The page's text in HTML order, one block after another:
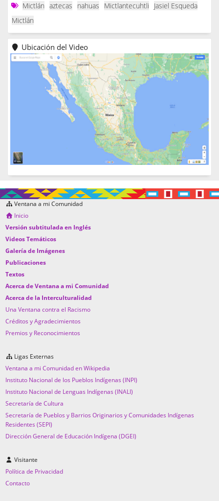
Mictlán aztecas nahuas Mictlantecuhtli
Jasiel Esqueda
Mictlán
Ubicación del Video
Ventana a mi Comunidad
Inicio
Versión subtitulada en Inglés
Videos Temáticos
Galería de Imágenes
Publicaciones
Textos
Acerca de Ventana a mi Comunidad
Acerca de la Interculturalidad
Una Ventana contra el Racismo
Créditos y Agradecimientos
Premios y Reconocimientos
Ligas Externas
Ventana a mi Comunidad en Wikipedia
Instituto Nacional de los Pueblos Indígenas (INPI)
Instituto Nacional de Lenguas Indígenas (INALI)
Secretaría de Cultura
Secretaría de Pueblos y Barrios Originarios y Comunidades Indígenas
Residentes (SEPI)
Dirección General de Educación Indígena (DGEI)
Visitante
Política de Privacidad
Contacto